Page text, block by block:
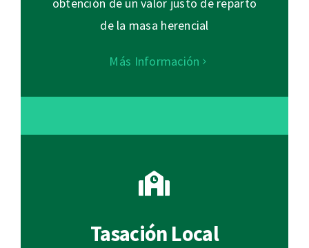
de la masa herencial
Más Información
Tasación Local